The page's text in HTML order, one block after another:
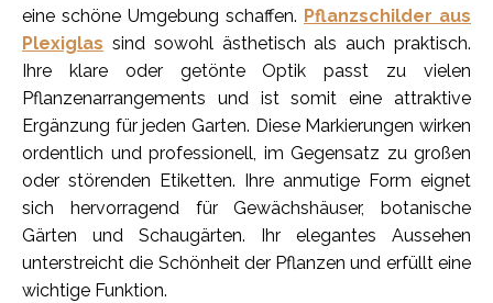
eine schöne Umgebung schaffen. Pflanzschilder aus
Plexiglas sind sowohl ästhetisch als auch praktisch.
Ihre klare oder getönte Optik passt zu vielen
Pflanzenarrangements und ist somit eine attraktive
Ergänzung für jeden Garten. Diese Markierungen wirken
ordentlich und professionell, im Gegensatz zu großen
oder störenden Etiketten. Ihre anmutige Form eignet
sich hervorragend für Gewächshäuser, botanische
Gärten und Schaugärten. Ihr elegantes Aussehen
unterstreicht die Schönheit der Pflanzen und erfüllt eine
wichtige Funktion.